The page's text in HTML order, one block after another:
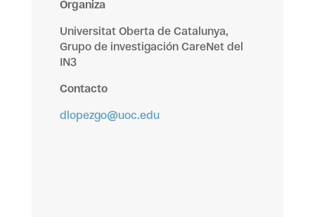
Organiza
Universitat Oberta de Catalunya,
Grupo de investigación CareNet del
IN3
Contacto
dlopezgo@uoc.edu